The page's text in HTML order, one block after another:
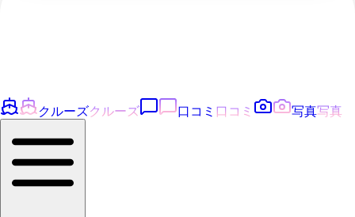
クルーズクルーズ 口コミ 口コミ 写真写真